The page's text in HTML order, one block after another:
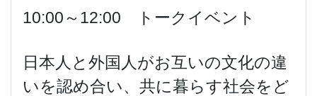
10:00～12:00 トークイベント
日本人と外国人がお互いの文化の違
いを認め合い、共に暮らす社会をど